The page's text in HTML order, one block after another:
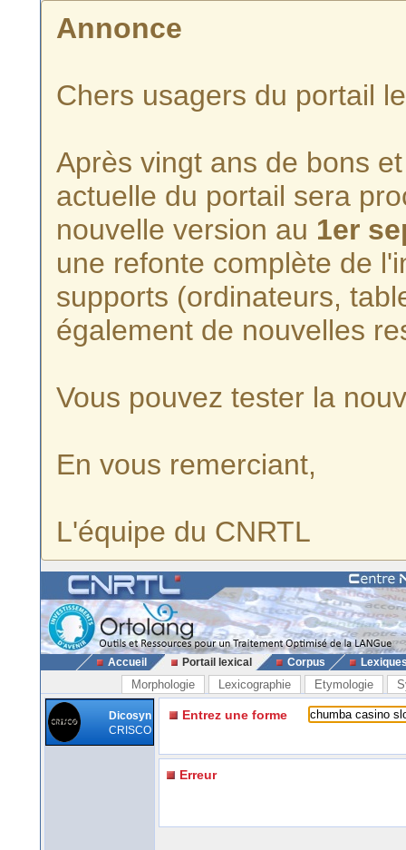
Annonce
Chers usagers du portail
Après vingt ans de bons
actuelle du portail sera
nouvelle version au 1er
une refonte complète de
supports (ordinateurs,
également de nouvelles
Vous pouvez tester la
En vous remerciant,
L'équipe du CNRTL
Accueil Portail lexical Corpus
Morphologie Lexicographie Etymologie
Dicosyn
CRISCO
Entrez une forme
Erreur